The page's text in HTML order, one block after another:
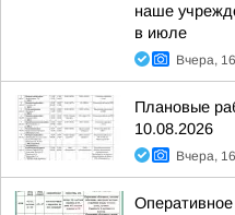
наше
в июле
Вчера,
Плановые
10.08.2026
Вчера,